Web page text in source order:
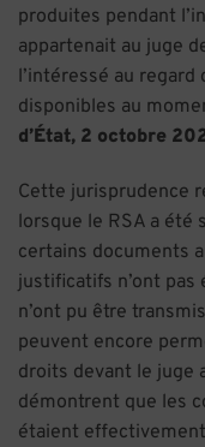
produites pendant
appartenait au juge
l’intéressé au regard
disponibles au
d’État, 2 octobre
Cette jurisprudence
lorsque le RSA a été
certains documents
justificatifs n’ont pas
n’ont pu être
peuvent encore
droits devant le juge
démontrent que les
étaient